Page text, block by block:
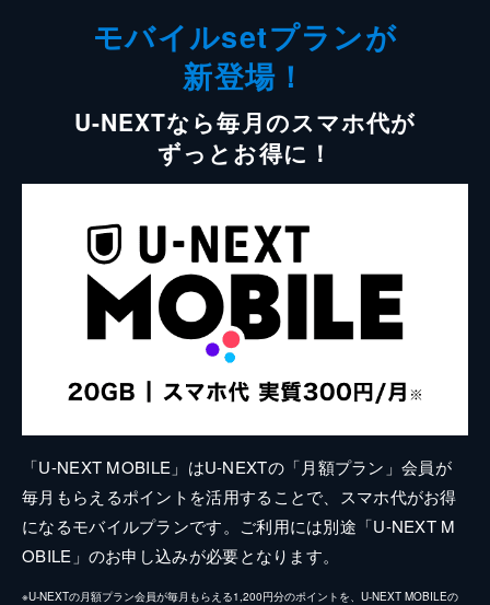
モバイルsetプランが
新登場！
U-NEXTなら毎月のスマホ代が
ずっとお得に！
「U-NEXT MOBILE」はU-NEXTの「月額プラン」会員が
毎月もらえるポイントを活用することで、スマホ代がお得
になるモバイルプランです。ご利用には別途「U-NEXT M
OBILE」のお申し込みが必要となります。
※U-NEXTの月額プラン会員が毎月もらえる1,200円分のポイントを、U-NEXT MOBILEの